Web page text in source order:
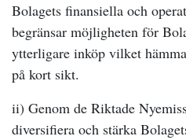
Bolagets finansiella och
begränsar möjligheten för
ytterligare inköp vilket
på kort sikt.
ii) Genom de Riktade
diversifiera och stärka